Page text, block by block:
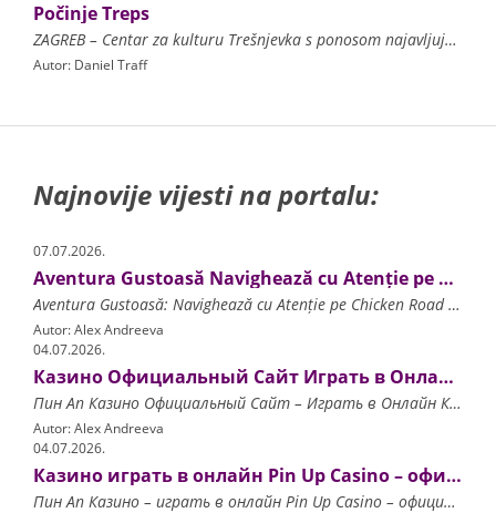
Počinje Treps
ZAGREB – Centar za kulturu Trešnjevka s ponosom najavljuje 20. jubilarne susrete plesnih grupa TREPS, manifestaciju koja već dva desetljeća afirmira plesni izraz i plesnu umj
Autor: Daniel Traff
Najnovije vijesti na portalu:
07.07.2026.
Aventura Gustoasă Navighează cu Atenție pe Chicken Road și Multiplică-ți Câștigurile la Fiecare Pas!
Aventura Gustoasă: Navighează cu Atenție pe Chicken Road și Multiplică-ți Câștigurile la Fiecare Pas! Principiile de Funcționare ale Chicken Road Strategii de Joc și Gestionarea Ri
Autor: Alex Andreeva
04.07.2026.
Казино Официальный Сайт Играть в Онлайн Казино Pin Up.6278
Пин Ап Казино Официальный Сайт – Играть в Онлайн Казино Pin Up
Autor: Alex Andreeva
04.07.2026.
Казино играть в онлайн Pin Up Casino – официальный сайт.3052
Пин Ап Казино – играть в онлайн Pin Up Casino – официальный сайт